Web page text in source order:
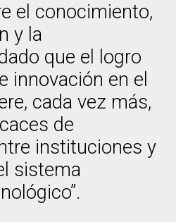
el conocimiento,
y la
que el logro
innovación en el
cada vez más,
de
instituciones y
sistema